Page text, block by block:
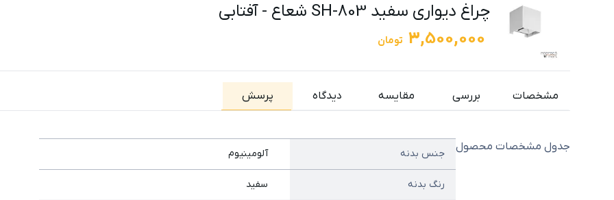
چراغ دیواری سفید SH-803 شعاع -آفتابی
3,500,000 تومان
مشخصات بررسی مقایسه دیدگاه پرسش
جدول مشخصات محصول
جنس بدنه آلومینیوم
رنگ بدنه سفید